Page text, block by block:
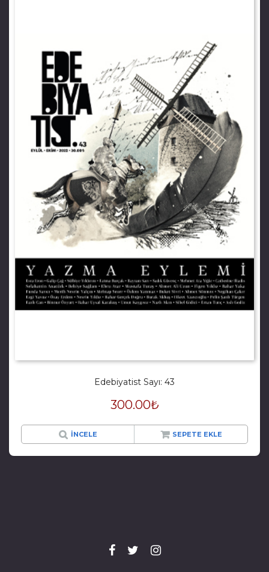
Edebiyatist Sayı: 43
300.00₺
İNCELE SEPETE EKLE